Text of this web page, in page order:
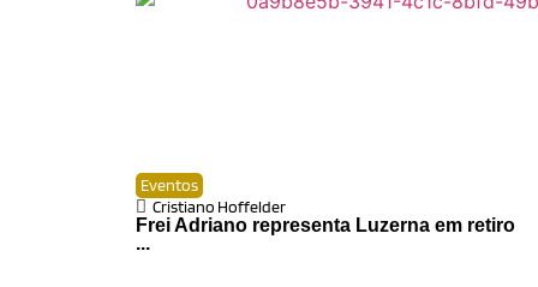
Eventos
Cristiano Hoffelder
Frei Adriano representa Luzerna em retiro
...